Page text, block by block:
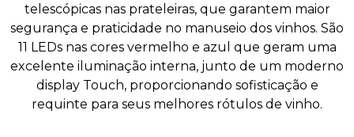
telescópicas nas prateleiras, que garantem maior
segurança e praticidade no manuseio dos vinhos. São
11 LEDs nas cores vermelho e azul que geram uma
excelente iluminação interna, junto de um moderno
display Touch, proporcionando sofisticação e
requinte para seus melhores rótulos de vinho.